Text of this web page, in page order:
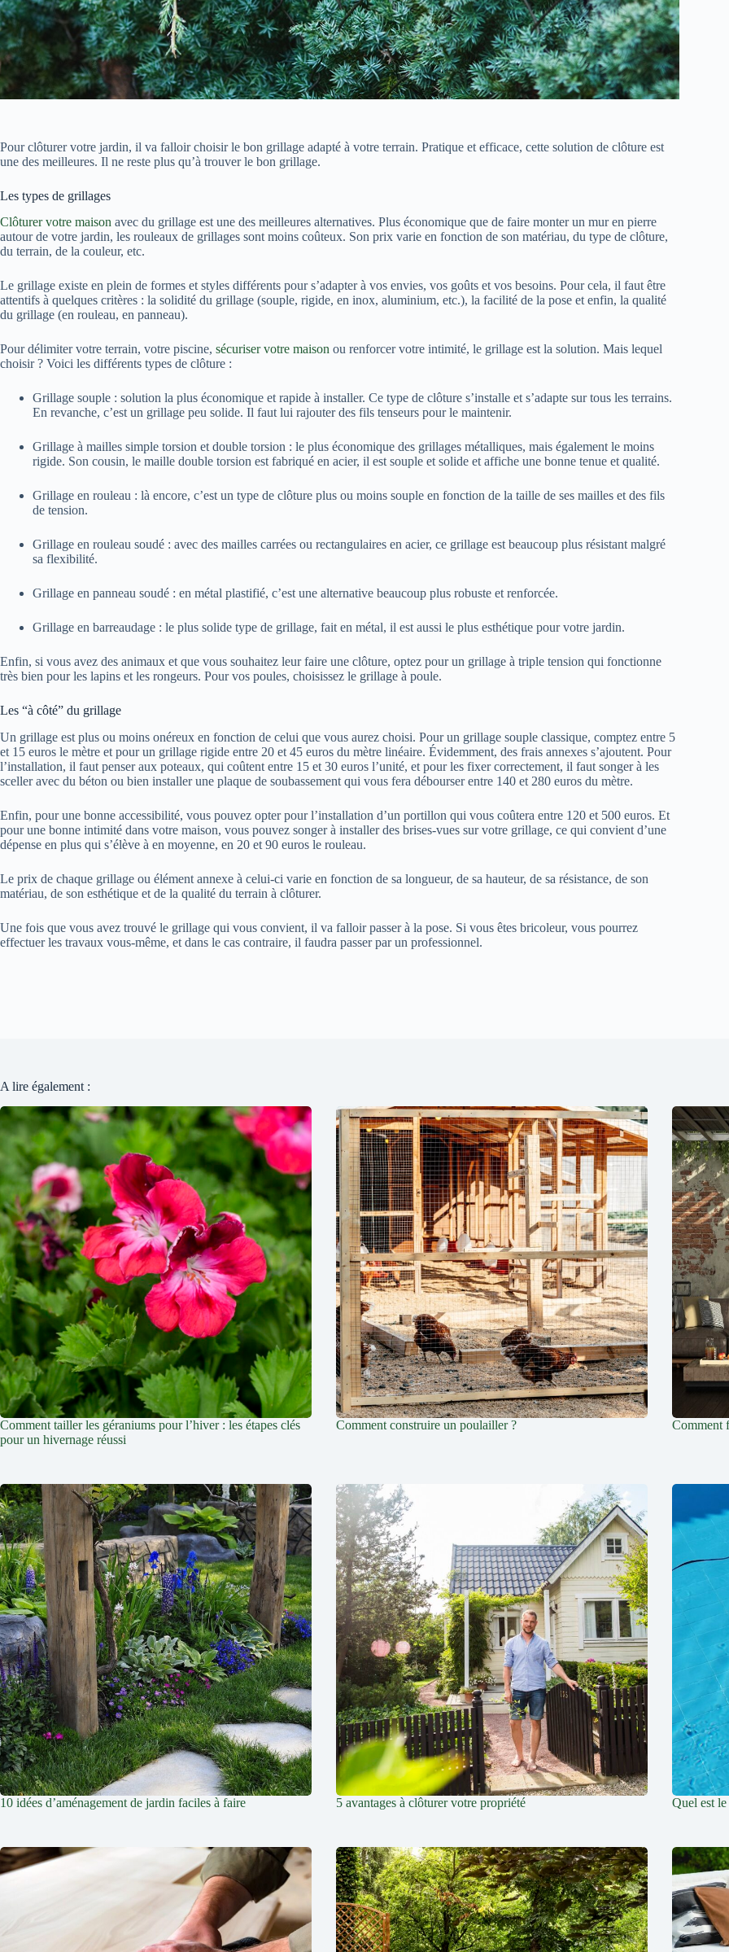
Pour clôturer votre jardin, il va falloir choisir le bon grillage adapté à votre terrain. Pratique et efficace, cette solution de clôture est
une des meilleures. Il ne reste plus qu’à trouver le bon grillage.
Les types de grillages
Clôturer votre maison avec du grillage est une des meilleures alternatives. Plus économique que de faire monter un mur en pierre
autour de votre jardin, les rouleaux de grillages sont moins coûteux. Son prix varie en fonction de son matériau, du type de clôture,
du terrain, de la couleur, etc.
Le grillage existe en plein de formes et styles différents pour s’adapter à vos envies, vos goûts et vos besoins. Pour cela, il faut être
attentifs à quelques critères : la solidité du grillage (souple, rigide, en inox, aluminium, etc.), la facilité de la pose et enfin, la qualité
du grillage (en rouleau, en panneau).
Pour délimiter votre terrain, votre piscine, sécuriser votre maison ou renforcer votre intimité, le grillage est la solution. Mais lequel
choisir ? Voici les différents types de clôture :
Grillage souple : solution la plus économique et rapide à installer. Ce type de clôture s’installe et s’adapte sur tous les terrains.
En revanche, c’est un grillage peu solide. Il faut lui rajouter des fils tenseurs pour le maintenir.
Grillage à mailles simple torsion et double torsion : le plus économique des grillages métalliques, mais également le moins
rigide. Son cousin, le maille double torsion est fabriqué en acier, il est souple et solide et affiche une bonne tenue et qualité.
Grillage en rouleau : là encore, c’est un type de clôture plus ou moins souple en fonction de la taille de ses mailles et des fils
de tension.
Grillage en rouleau soudé : avec des mailles carrées ou rectangulaires en acier, ce grillage est beaucoup plus résistant malgré
sa flexibilité.
Grillage en panneau soudé : en métal plastifié, c’est une alternative beaucoup plus robuste et renforcée.
Grillage en barreaudage : le plus solide type de grillage, fait en métal, il est aussi le plus esthétique pour votre jardin.
Enfin, si vous avez des animaux et que vous souhaitez leur faire une clôture, optez pour un grillage à triple tension qui fonctionne
très bien pour les lapins et les rongeurs. Pour vos poules, choisissez le grillage à poule.
Les “à côté” du grillage
Un grillage est plus ou moins onéreux en fonction de celui que vous aurez choisi. Pour un grillage souple classique, comptez entre 5
et 15 euros le mètre et pour un grillage rigide entre 20 et 45 euros du mètre linéaire. Évidemment, des frais annexes s’ajoutent. Pour
l’installation, il faut penser aux poteaux, qui coûtent entre 15 et 30 euros l’unité, et pour les fixer correctement, il faut songer à les
sceller avec du béton ou bien installer une plaque de soubassement qui vous fera débourser entre 140 et 280 euros du mètre.
Enfin, pour une bonne accessibilité, vous pouvez opter pour l’installation d’un portillon qui vous coûtera entre 120 et 500 euros. Et
pour une bonne intimité dans votre maison, vous pouvez songer à installer des brises-vues sur votre grillage, ce qui convient d’une
dépense en plus qui s’élève à en moyenne, en 20 et 90 euros le rouleau.
Le prix de chaque grillage ou élément annexe à celui-ci varie en fonction de sa longueur, de sa hauteur, de sa résistance, de son
matériau, de son esthétique et de la qualité du terrain à clôturer.
Une fois que vous avez trouvé le grillage qui vous convient, il va falloir passer à la pose. Si vous êtes bricoleur, vous pourrez
effectuer les travaux vous-même, et dans le cas contraire, il faudra passer par un professionnel.
A lire également :
Comment tailler les géraniums pour l’hiver : les étapes clés
pour un hivernage réussi
Comment construire un poulailler ? Comment
10 idées d’aménagement de jardin faciles à faire 5 avantages à clôturer votre propriété Quel est